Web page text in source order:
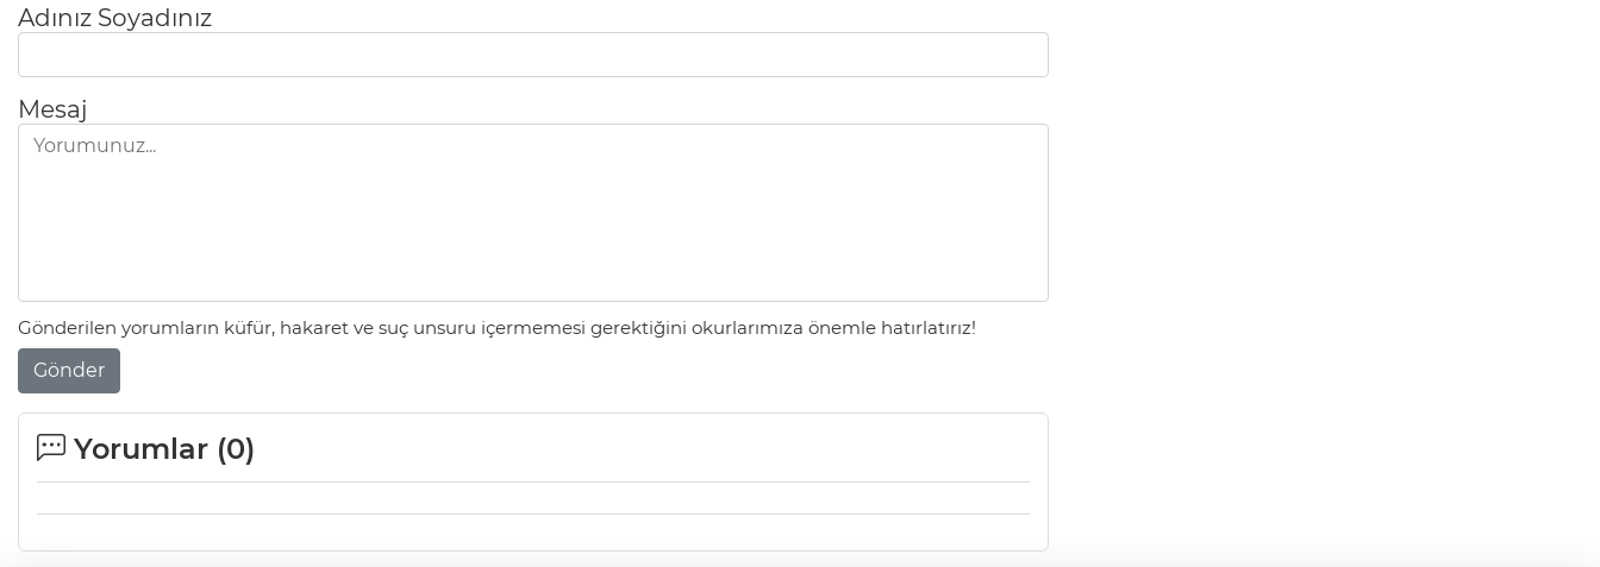
Adınız Soyadınız
Mesaj
Gönderilen yorumların küfür, hakaret ve suç unsuru içermemesi gerektiğini okurlarımıza önemle hatırlatırız!
Gönder
Yorumlar (0)